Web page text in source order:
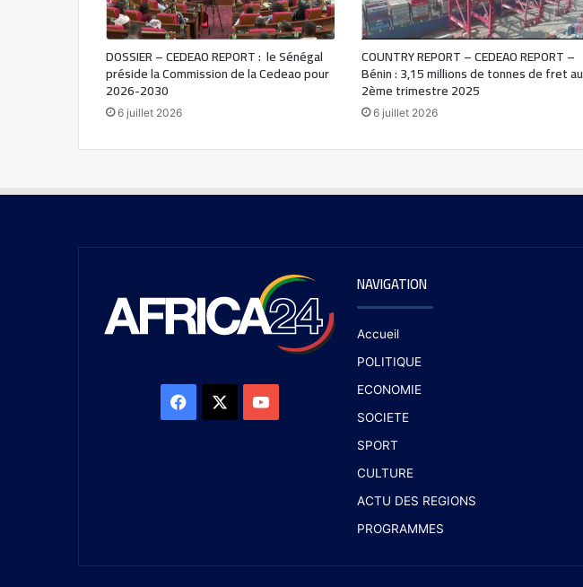
DOSSIER – CEDEAO REPORT : le Sénégal
préside la Commission de la Cedeao pour
2026-2030
6 juillet 2026
COUNTRY REPORT – CEDEAO REPORT –
Bénin : 3,15 millions de tonnes de fret au
2ème trimestre 2025
6 juillet 2026
NAVIGATION
Accueil
POLITIQUE
ECONOMIE
SOCIETE
SPORT
CULTURE
ACTU DES REGIONS
PROGRAMMES